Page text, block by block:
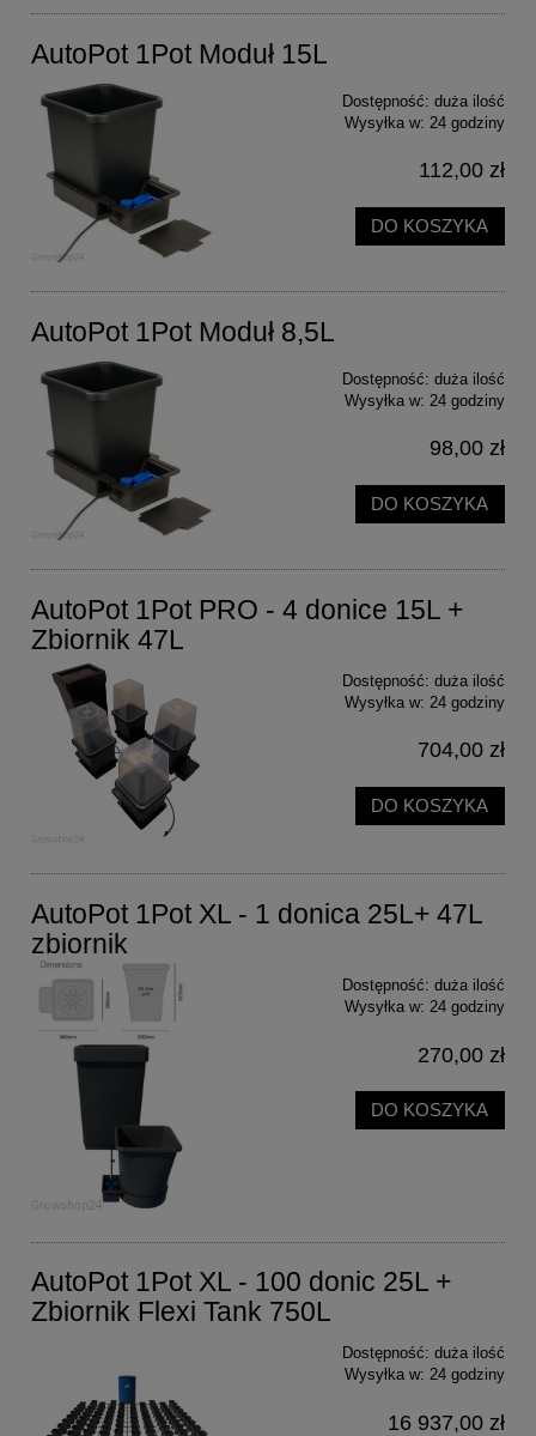
AutoPot 1Pot Moduł 15L
Dostępność: duża ilość
Wysyłka w: 24 godziny
112,00 zł
DO KOSZYKA
AutoPot 1Pot Moduł 8,5L
Dostępność: duża ilość
Wysyłka w: 24 godziny
98,00 zł
DO KOSZYKA
AutoPot 1Pot PRO - 4 donice 15L +
Zbiornik 47L
Dostępność: duża ilość
Wysyłka w: 24 godziny
704,00 zł
DO KOSZYKA
AutoPot 1Pot XL - 1 donica 25L+ 47L
zbiornik
Dostępność: duża ilość
Wysyłka w: 24 godziny
270,00 zł
DO KOSZYKA
AutoPot 1Pot XL - 100 donic 25L +
Zbiornik Flexi Tank 750L
Dostępność: duża ilość
Wysyłka w: 24 godziny
16 937,00 zł